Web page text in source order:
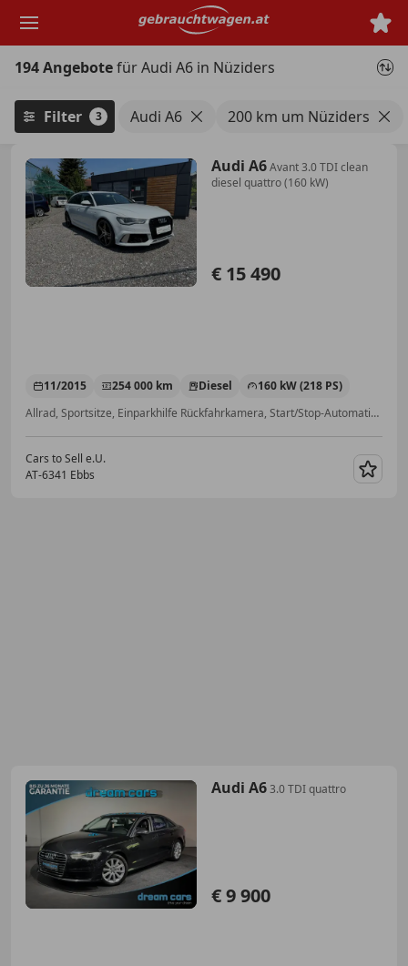
Hauptinhalt
194 Angebotefür Audi A6 in Nüziders
Filter 3 Audi A6 200 km um Nüziders
Audi A6Avant 3.0 TDI clean
diesel quattro (160 kW)
€ 15 490
11/2015 254 000 km Diesel
160 kW (218 PS)
Allrad, Sportsitze, Einparkhilfe Rückfahrkamera, Start/Stop-Automatik, Bluetooth, Elektrische Seitenspiegel, Bordcomputer, Scheckheftgepflegt
Cars to Sell e.U.
AT-6341 Ebbs
Audi A63.0 TDI quattro
€ 9 900